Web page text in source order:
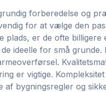
forberedelse og
for at vælge den
er de ofte billigere
ideelle for små grunde.
er vigtige.
af bygningsregler og